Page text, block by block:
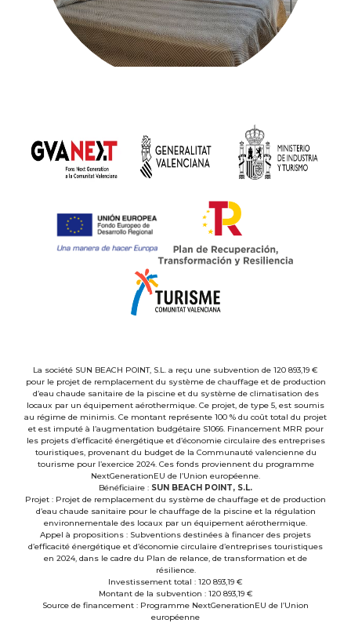
La société SUN BEACH POINT, S.L. a reçu une subvention de 120 893,19 €
pour le projet de remplacement du système de chauffage et de production
d’eau chaude sanitaire de la piscine et du système de climatisation des
locaux par un équipement aérothermique. Ce projet, de type 5, est soumis
au régime de minimis. Ce montant représente 100 % du coût total du projet
et est imputé à l’augmentation budgétaire S1066. Financement MRR pour
les projets d’efficacité énergétique et d’économie circulaire des entreprises
touristiques, provenant du budget de la Communauté valencienne du
tourisme pour l’exercice 2024. Ces fonds proviennent du programme
NextGenerationEU de l’Union européenne.
Bénéficiaire : SUN BEACH POINT, S.L.
Projet : Projet de remplacement du système de chauffage et de production
d’eau chaude sanitaire pour le chauffage de la piscine et la régulation
environnementale des locaux par un équipement aérothermique.
Appel à propositions : Subventions destinées à financer des projets
d’efficacité énergétique et d’économie circulaire d’entreprises touristiques
en 2024, dans le cadre du Plan de relance, de transformation et de
résilience.
Investissement total : 120 893,19 €
Montant de la subvention : 120 893,19 €
Source de financement : Programme NextGenerationEU de l’Union
européenne